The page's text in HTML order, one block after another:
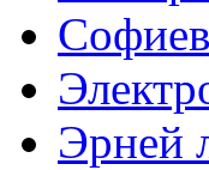
Эрней